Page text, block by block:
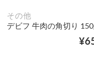
その他
デビフ 牛肉の角切り